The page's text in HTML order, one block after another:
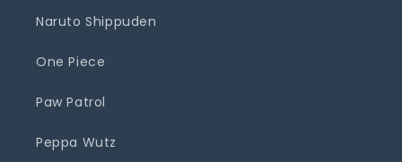
Naruto Shippuden
One Piece
Paw Patrol
Peppa Wutz